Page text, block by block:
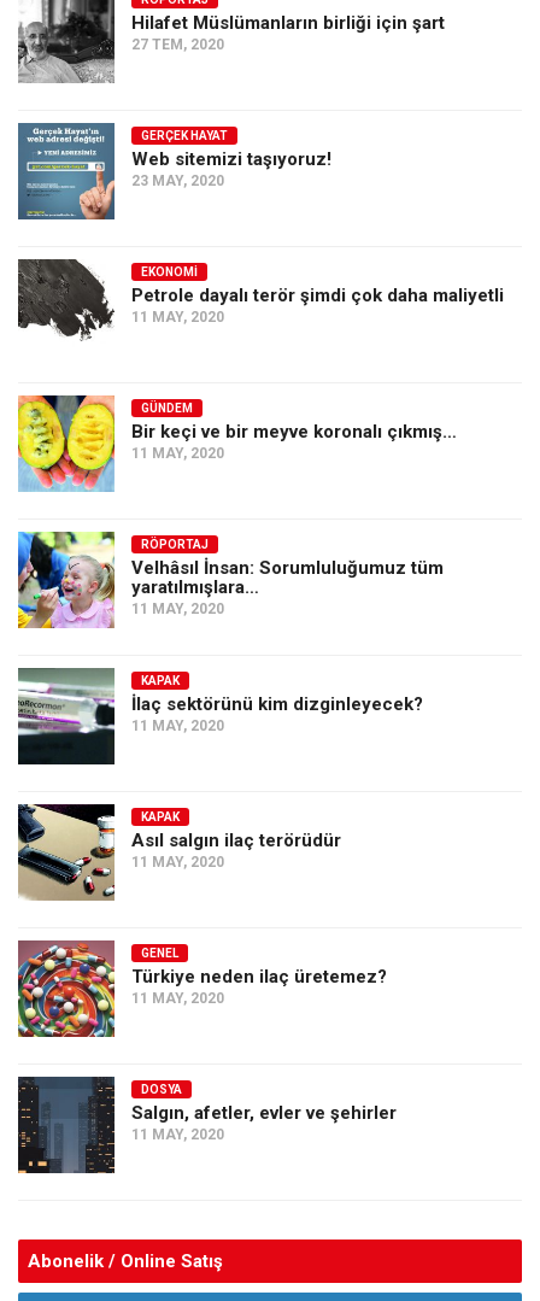
Ekonomi
Spor
Sağlık
Gıda-Beslenme
Türkiye
Siyaset
Dünya
Asya
Amerika
Avustralya
Tarih
Düşünce
Dosyalar
Hilafet Müslümanların birliği için şart
27 TEM, 2020
GERÇEK HAYAT
Web sitemizi taşıyoruz!
23 MAY, 2020
EKONOMI
Petrole dayalı terör şimdi çok daha maliyetli
11 MAY, 2020
GÜNDEM
Bir keçi ve bir meyve koronalı çıkmış…
11 MAY, 2020
RÖPORTAJ
Velhâsıl İnsan: Sorumluluğumuz tüm
yaratılmışlara…
11 MAY, 2020
KAPAK
İlaç sektörünü kim dizginleyecek?
11 MAY, 2020
KAPAK
Asıl salgın ilaç terörüdür
11 MAY, 2020
GENEL
Türkiye neden ilaç üretemez?
11 MAY, 2020
DOSYA
Salgın, afetler, evler ve şehirler
11 MAY, 2020
Abonelik / Online Satış